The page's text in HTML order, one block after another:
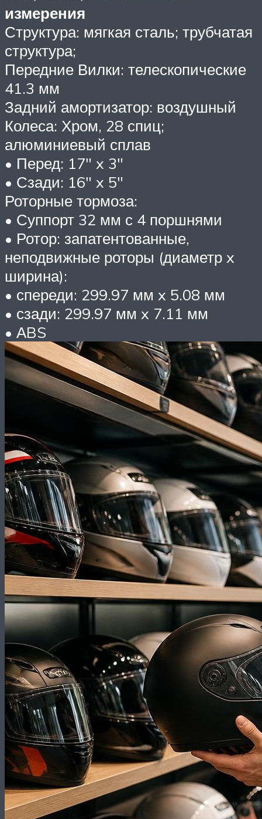
измерения
Структура: мягкая сталь; трубчатая
структура;
Передние Вилки: телескопические
41.3 мм
Задний амортизатор: воздушный
Колеса: Хром, 28 спиц;
алюминиевый сплав
• Перед: 17″ x 3″
• Сзади: 16″ x 5″
Роторные тормоза:
• Суппорт 32 мм с 4 поршнями
• Ротор: запатентованные,
неподвижные роторы (диаметр x
ширина):
• спереди: 299.97 мм x 5.08 мм
• сзади: 299.97 мм x 7.11 мм
• АBS